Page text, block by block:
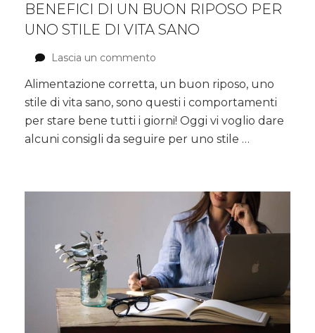
BENEFICI DI UN BUON RIPOSO PER
UNO STILE DI VITA SANO
Lascia un commento
corretta
e
benefici
un
per
stile
di
vita
sano
Alimentazione corretta, un buon riposo, uno
stile di vita sano, sono questi i comportamenti
per stare bene tutti i giorni! Oggi vi voglio dare
alcuni consigli da seguire per uno stile …